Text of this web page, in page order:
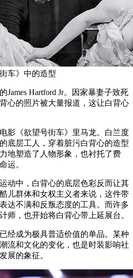
车》中的造型
Hartford Jr。因家暴妻子致死
心的照片被大量报道，这让白背心
《欲望号街车》里马龙。白兰度
底层工人，穿着脏污白背心的造型
地塑造了人物形象，也衬托了费
运。
中，白背心的底层色彩反而让其
儿群体和女权主义者来说，这件带
达不满和反叛态度的工具。而许多
师，也开始将白背心带上延展台。
成为极具普适价值的单品。某种
流和文化的变化，也是时装影响社
展的象征。